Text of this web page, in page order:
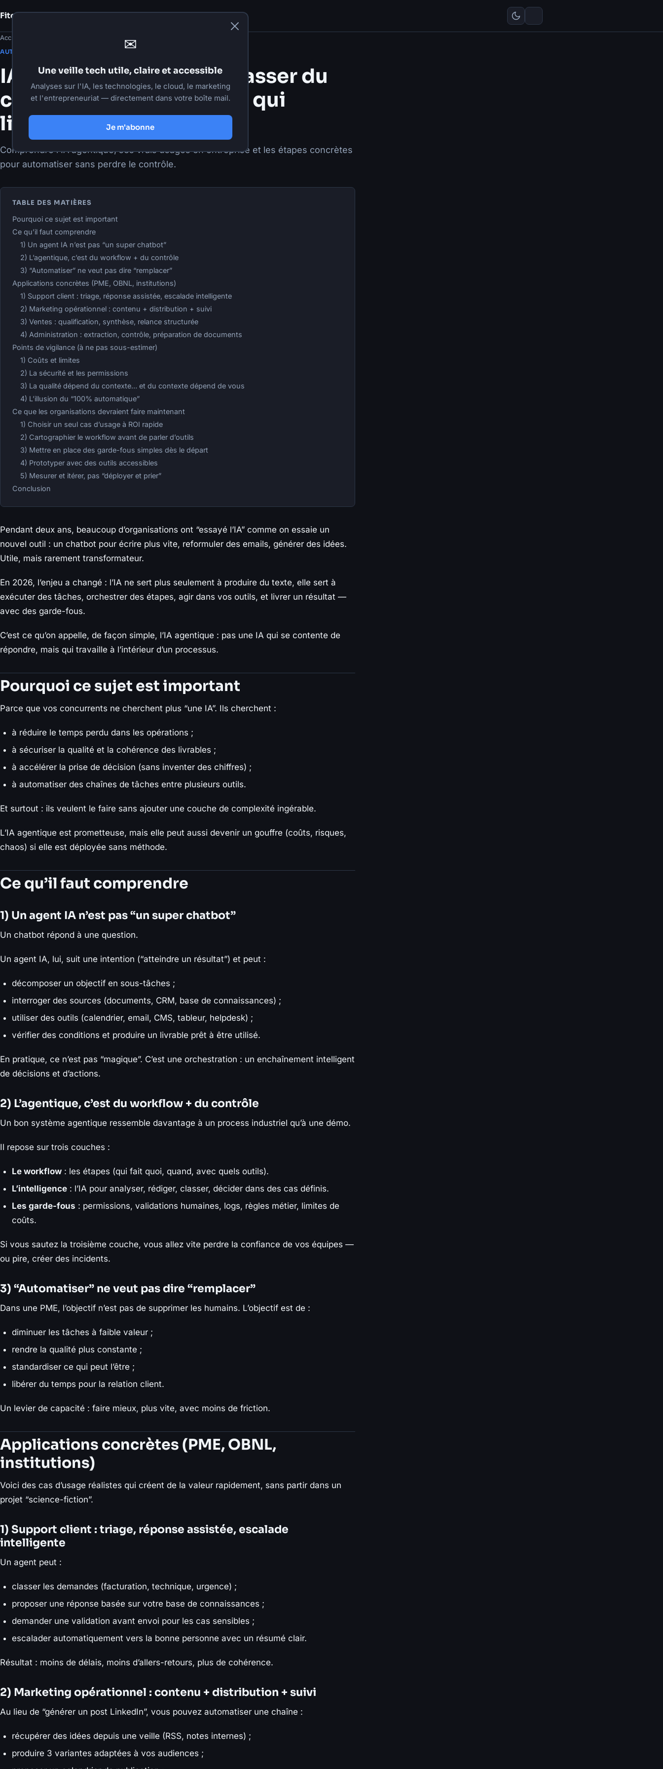
Fito DamourNotes
Accueil
AUTOMATISATION
IA agentique en 2026 : passer du
chatbot à des workflows qui
livrent
Comprendre l'IA agentique, ses vrais usages en entreprise et les étapes concrètes
pour automatiser sans perdre le contrôle.
TABLE DES MATIÈRES
Pourquoi ce sujet est important
Ce qu’il faut comprendre
1) Un agent IA n’est pas “un super chatbot”
2) L’agentique, c’est du workflow + du contrôle
3) “Automatiser” ne veut pas dire “remplacer”
Applications concrètes (PME, OBNL, institutions)
1) Support client : triage, réponse assistée, escalade intelligente
2) Marketing opérationnel : contenu + distribution + suivi
3) Ventes : qualification, synthèse, relance structurée
4) Administration : extraction, contrôle, préparation de documents
Points de vigilance (à ne pas sous-estimer)
1) Coûts et limites
2) La sécurité et les permissions
3) La qualité dépend du contexte… et du contexte dépend de vous
4) L’illusion du “100% automatique”
Ce que les organisations devraient faire maintenant
1) Choisir un seul cas d’usage à ROI rapide
2) Cartographier le workflow avant de parler d’outils
3) Mettre en place des garde-fous simples dès le départ
4) Prototyper avec des outils accessibles
5) Mesurer et itérer, pas “déployer et prier”
Conclusion
Pendant deux ans, beaucoup d’organisations ont “essayé l’IA” comme on essaie un
nouvel outil : un chatbot pour écrire plus vite, reformuler des emails, générer des idées.
Utile, mais rarement transformateur.
En 2026, l’enjeu a changé : l’IA ne sert plus seulement à produire du texte, elle sert à
exécuter des tâches, orchestrer des étapes, agir dans vos outils, et livrer un résultat —
avec des garde-fous.
C’est ce qu’on appelle, de façon simple, l’IA agentique : pas une IA qui se contente de
répondre, mais qui travaille à l’intérieur d’un processus.
Pourquoi ce sujet est important
Parce que vos concurrents ne cherchent plus “une IA”. Ils cherchent :
à réduire le temps perdu dans les opérations ;
à sécuriser la qualité et la cohérence des livrables ;
à accélérer la prise de décision (sans inventer des chiffres) ;
à automatiser des chaînes de tâches entre plusieurs outils.
Et surtout : ils veulent le faire sans ajouter une couche de complexité ingérable.
L’IA agentique est prometteuse, mais elle peut aussi devenir un gouffre (coûts, risques,
chaos) si elle est déployée sans méthode.
Ce qu’il faut comprendre
1) Un agent IA n’est pas “un super chatbot”
Un chatbot répond à une question.
Un agent IA, lui, suit une intention (“atteindre un résultat”) et peut :
décomposer un objectif en sous-tâches ;
interroger des sources (documents, CRM, base de connaissances) ;
utiliser des outils (calendrier, email, CMS, tableur, helpdesk) ;
vérifier des conditions et produire un livrable prêt à être utilisé.
En pratique, ce n’est pas “magique”. C’est une orchestration : un enchaînement intelligent
de décisions et d’actions.
2) L’agentique, c’est du workflow + du contrôle
Un bon système agentique ressemble davantage à un process industriel qu’à une démo.
Il repose sur trois couches :
Le workflow : les étapes (qui fait quoi, quand, avec quels outils).
L’intelligence : l’IA pour analyser, rédiger, classer, décider dans des cas définis.
Les garde-fous : permissions, validations humaines, logs, règles métier, limites de
coûts.
Si vous sautez la troisième couche, vous allez vite perdre la confiance de vos équipes —
ou pire, créer des incidents.
3) “Automatiser” ne veut pas dire “remplacer”
Dans une PME, l’objectif n’est pas de supprimer les humains. L’objectif est de :
diminuer les tâches à faible valeur ;
rendre la qualité plus constante ;
standardiser ce qui peut l’être ;
libérer du temps pour la relation client.
Un levier de capacité : faire mieux, plus vite, avec moins de friction.
Applications concrètes (PME, OBNL,
institutions)
Voici des cas d’usage réalistes qui créent de la valeur rapidement, sans partir dans un
projet “science-fiction”.
1) Support client : triage, réponse assistée, escalade
intelligente
Un agent peut :
classer les demandes (facturation, technique, urgence) ;
proposer une réponse basée sur votre base de connaissances ;
demander une validation avant envoi pour les cas sensibles ;
escalader automatiquement vers la bonne personne avec un résumé clair.
Résultat : moins de délais, moins d’allers-retours, plus de cohérence.
2) Marketing opérationnel : contenu + distribution + suivi
Au lieu de “générer un post LinkedIn”, vous pouvez automatiser une chaîne :
récupérer des idées depuis une veille (RSS, notes internes) ;
produire 3 variantes adaptées à vos audiences ;
✉
Une veille tech utile, claire et accessible
Analyses sur l'IA, les technologies, le cloud, le marketing
et l'entrepreneuriat — directement dans votre boîte mail.
Je m'abonne